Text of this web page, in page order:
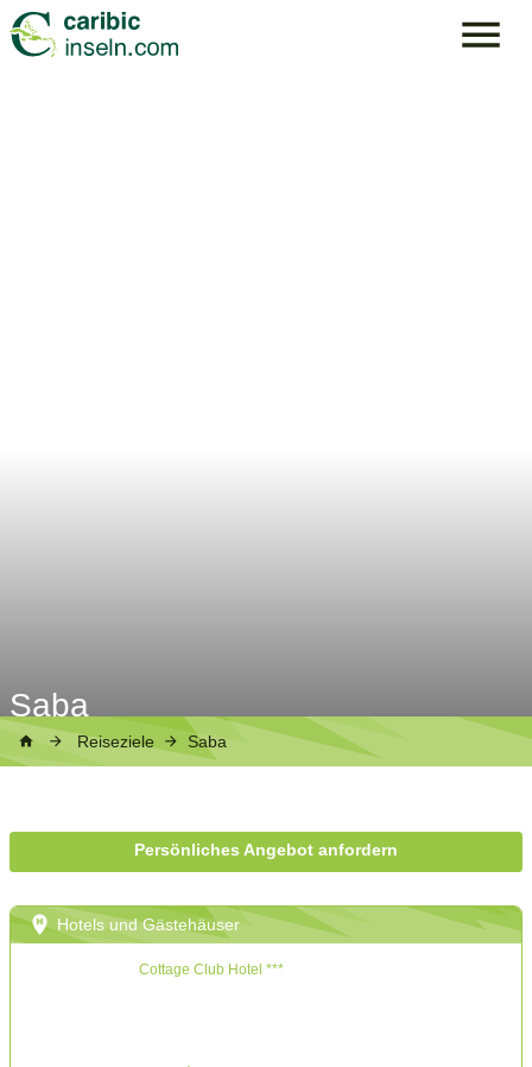
Saba
Reiseziele Saba
Persönliches Angebot anfordern
Hotels und Gästehäuser
Cottage Club Hotel ***